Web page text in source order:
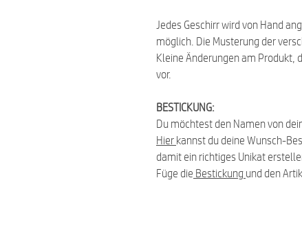
Jedes Geschirr wird von Hand
möglich. Die Musterung der
Kleine Änderungen am Produkt,
vor.
BESTICKUNG:
Du möchtest den Namen von
Hier kannst du deine Wunsch-
damit ein richtiges Unikat
Füge die Bestickung und den